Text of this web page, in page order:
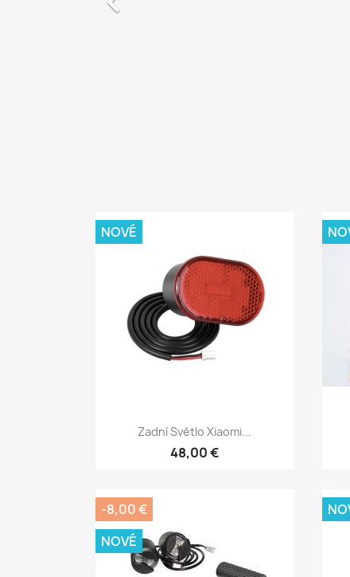
Rychlý náhled
Zadní Světlo Xiaomi...
48,00 €
NOVÉ
-8,00 €
NOVÉ